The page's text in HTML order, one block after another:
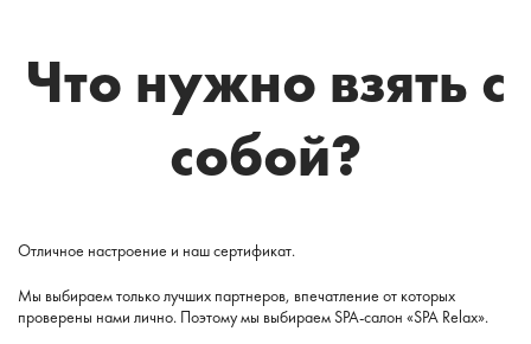
Что нужно взять с
собой?
Отличное настроение и наш сертификат.
Мы выбираем только лучших партнеров, впечатление от которых
проверены нами лично. Поэтому мы выбираем SPA-салон «SPA Relax».